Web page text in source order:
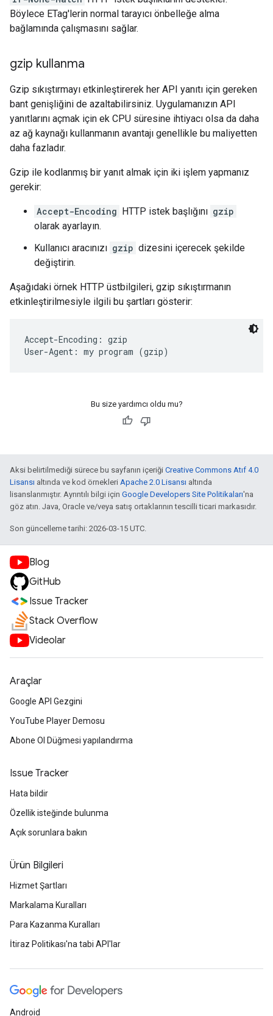
Böylece ETag'lerin normal tarayıcı önbelleğe alma
bağlamında çalışmasını sağlar.
gzip kullanma
Gzip sıkıştırmayı etkinleştirerek her API yanıtı için gereken
bant genişliğini de azaltabilirsiniz. Uygulamanızın API
yanıtlarını açmak için ek CPU süresine ihtiyacı olsa da daha
az ağ kaynağı kullanmanın avantajı genellikle bu maliyetten
daha fazladır.
Gzip ile kodlanmış bir yanıt almak için iki işlem yapmanız
gerekir:
Accept-Encoding HTTP istek başlığını gzip
olarak ayarlayın.
Kullanıcı aracınızı gzip dizesini içerecek şekilde
değiştirin.
Aşağıdaki örnek HTTP üstbilgileri, gzip sıkıştırmanın
etkinleştirilmesiyle ilgili bu şartları gösterir:
Accept-Encoding: gzip
Bu size yardımcı oldu mu?
Aksi belirtilmediği sürece bu sayfanın içeriği Creative Commons Atıf 4.0
Lisansı altında ve kod örnekleri Apache 2.0 Lisansı altında
lisanslanmıştır. Ayrıntılı bilgi için Google Developers Site Politikaları'na
göz atın. Java, Oracle ve/veya satış ortaklarının tescilli ticari markasıdır.
Son güncelleme tarihi: 2026-03-15 UTC.
Blog
GitHub
Issue Tracker
Stack Overflow
Videolar
Araçlar
Google API Gezgini
YouTube Player Demosu
Abone Ol Düğmesi yapılandırma
Issue Tracker
Hata bildir
Özellik isteğinde bulunma
Açık sorunlara bakın
Ürün Bilgileri
Hizmet Şartları
Markalama Kuralları
Para Kazanma Kuralları
İtiraz Politikası'na tabi API'lar
Android